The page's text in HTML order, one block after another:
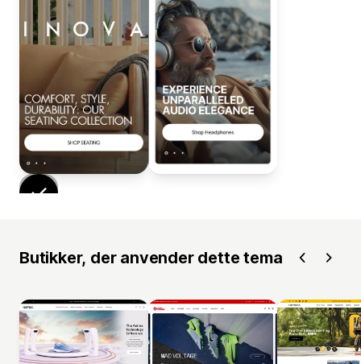
Butikker, der anvender dette tema